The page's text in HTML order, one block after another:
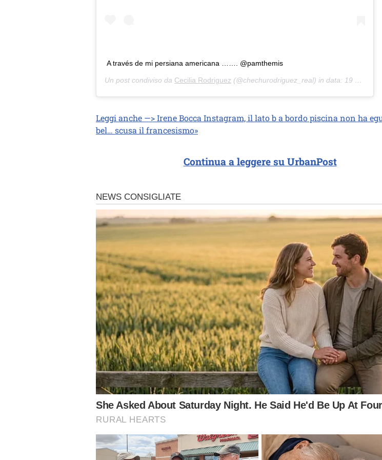
A través de mi persiana americana ……. @pamthemis
Un post condiviso da Cecilia Rodriguez (@chechurodriguez_real) in data: 19 Gen 2020 alle ore 11:13 PST
Leggi anche —> Irene Bocca Instagram, il lato b a bordo piscina non ha
bel… scusa il francesismo»
Continua a leggere su UrbanPost